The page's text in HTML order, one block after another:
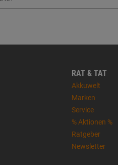
RAT & TAT
Akkuwelt
Marken
Service
% Aktionen %
Ratgeber
Newsletter